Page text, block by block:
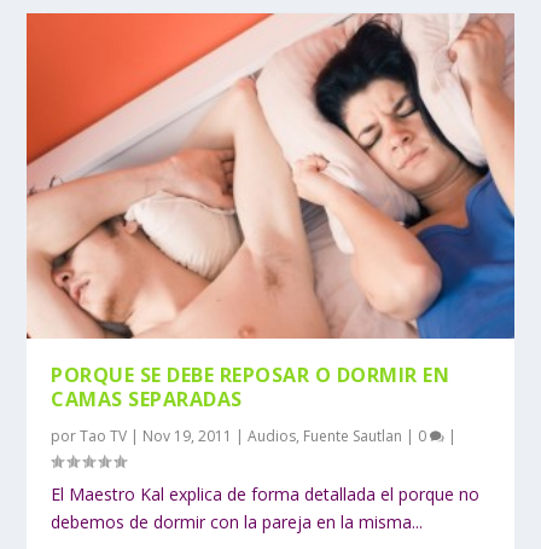
PORQUE SE DEBE REPOSAR O DORMIR EN
CAMAS SEPARADAS
porTao TV | Nov 19, 2011 |Audios, Fuente Sautlan | 0 |
El Maestro Kal explica de forma detallada el porque no
debemos de dormir con la pareja en la misma...